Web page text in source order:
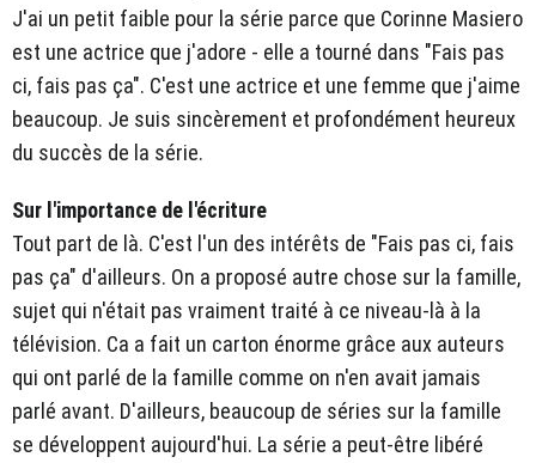
J'ai un petit faible pour la série parce que Corinne Masiero
est une actrice que j'adore - elle a tourné dans "Fais pas
ci, fais pas ça". C'est une actrice et une femme que j'aime
beaucoup. Je suis sincèrement et profondément heureux
du succès de la série.
Sur l'importance de l'écriture
Tout part de là. C'est l'un des intérêts de "Fais pas ci, fais
pas ça" d'ailleurs. On a proposé autre chose sur la famille,
sujet qui n'était pas vraiment traité à ce niveau-là à la
télévision. Ca a fait un carton énorme grâce aux auteurs
qui ont parlé de la famille comme on n'en avait jamais
parlé avant. D'ailleurs, beaucoup de séries sur la famille
se développent aujourd'hui. La série a peut-être libéré